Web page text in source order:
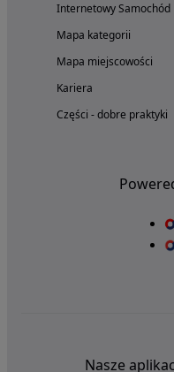
Internetowy Samochód
Mapa kategorii
Mapa miejscowości
Kariera
Części - dobre praktyki
Nasze